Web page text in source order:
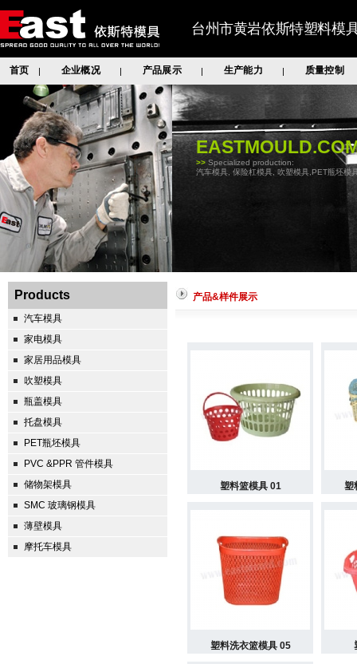
台州市黄岩依斯特塑料模
首页 | 企业概况 | 产品展示 | 生产能力 | 质量控制
>> Specialized production:
汽车模具, 保险杠模具, 吹塑模具,PET瓶坯模
Products
汽车模具
家电模具
家居用品模具
吹塑模具
瓶盖模具
托盘模具
PET瓶坯模具
PVC &PPR 管件模具
储物架模具
SMC 玻璃钢模具
薄壁模具
摩托车模具
产品&样件展示
塑料篮模具 01 塑
塑料洗衣篮模具 05